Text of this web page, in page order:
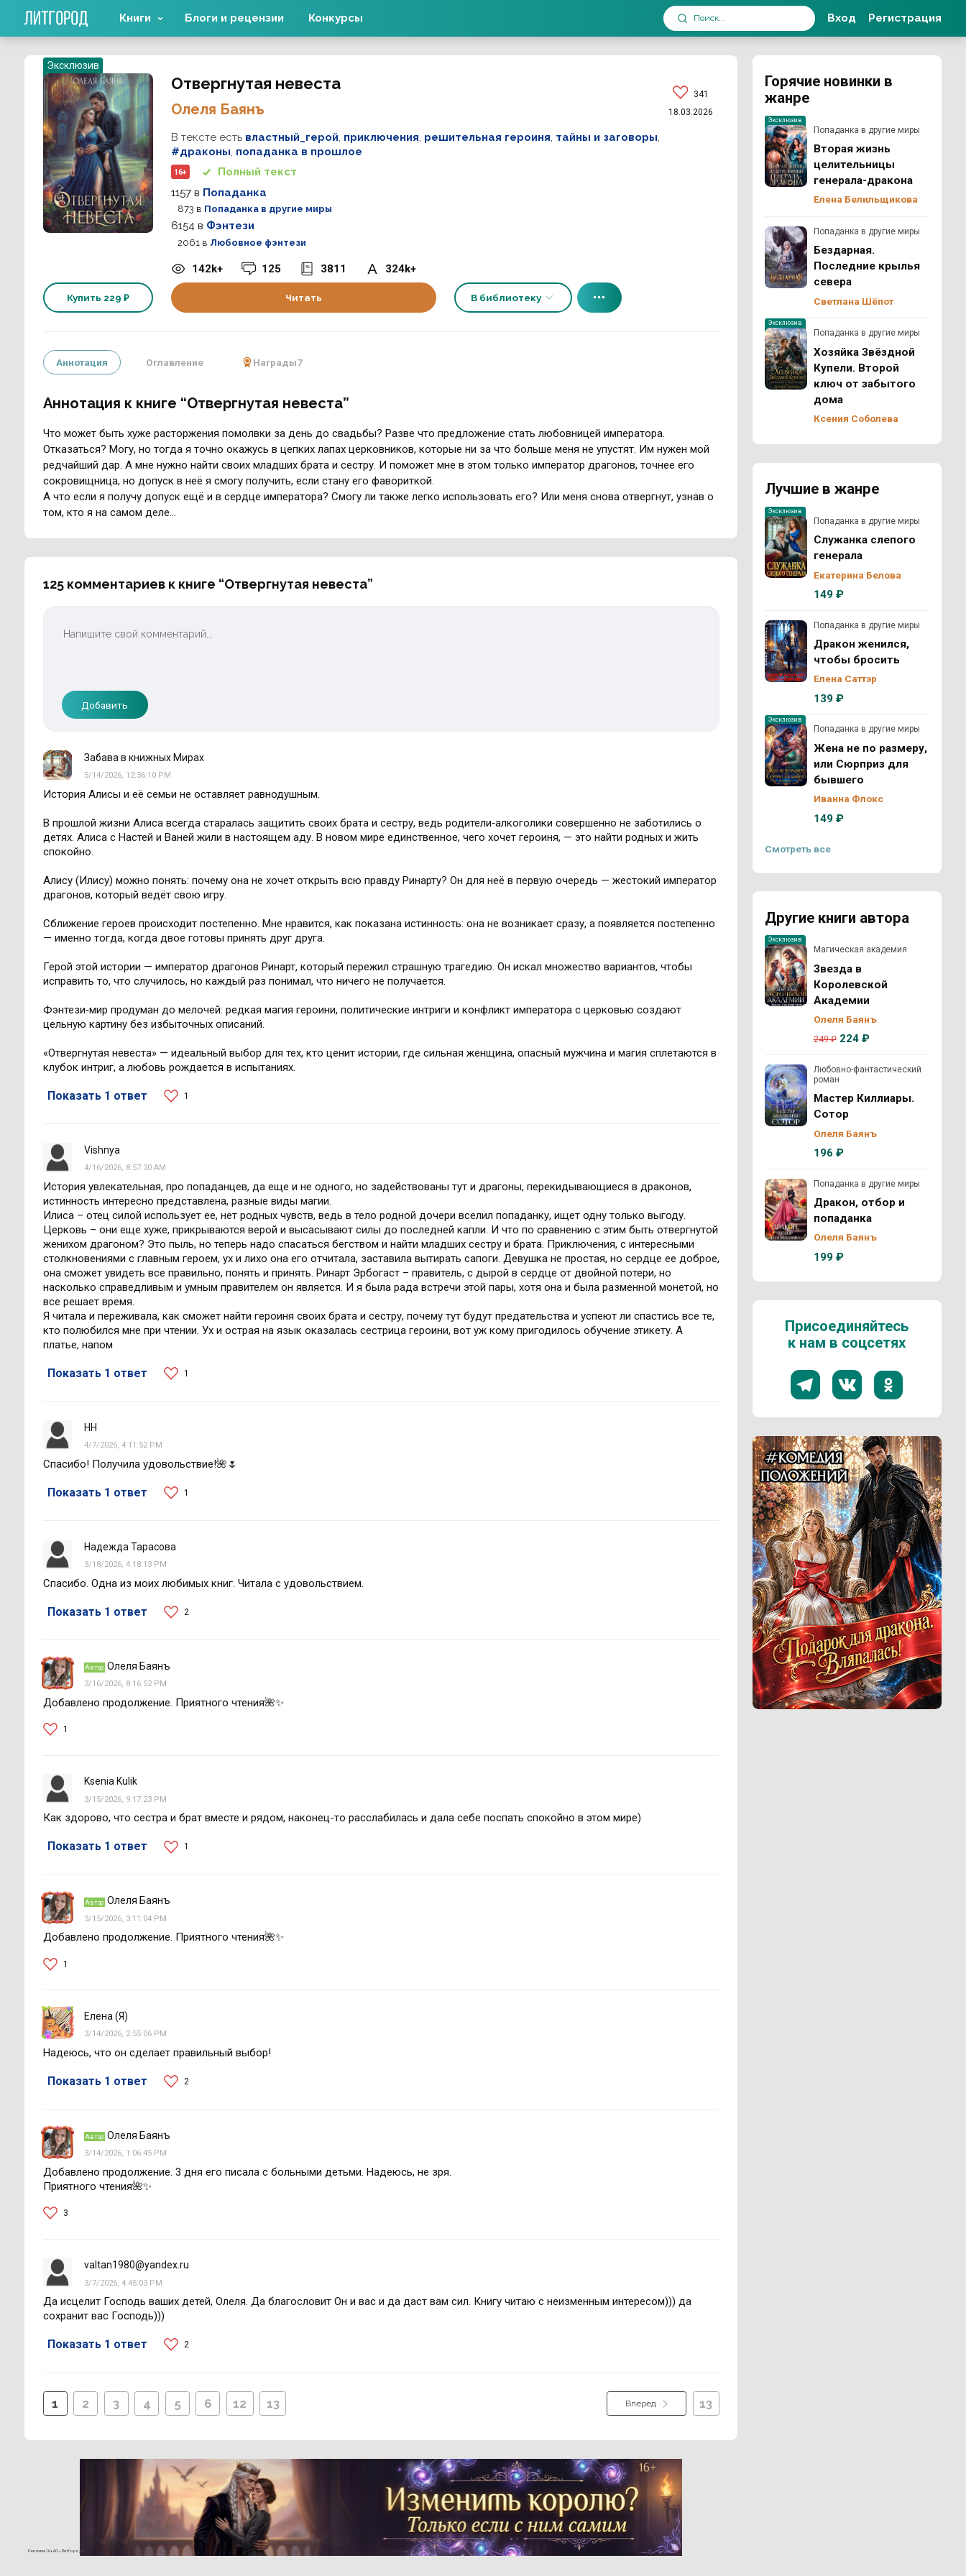
Эксклюзив
Купить 229 ₽
Отвергнутая невеста
Олеля Баянъ
341
18.03.2026
В тексте есть властный_герой приключения решительная героиня тайны и заговоры
#драконы попаданка в прошлое
16+
Полный текст
1157 в Попаданка
873 в Попаданка в другие миры
6154 в Фэнтези
2061 в Любовное фэнтези
142k+ 125 3811 324k+
Читать В библиотеку
Аннотация Оглавление Награды7
Аннотация к книге “Отвергнутая невеста”
Что может быть хуже расторжения помолвки за день до свадьбы? Разве что предложение стать любовницей императора.
Отказаться? Могу, но тогда я точно окажусь в цепких лапах церковников, которые ни за что больше меня не упустят. Им нужен мой
редчайший дар. А мне нужно найти своих младших брата и сестру. И поможет мне в этом только император драгонов, точнее его
сокровищница, но допуск в неё я смогу получить, если стану его фавориткой.
А что если я получу допуск ещё и в сердце императора? Смогу ли также легко использовать его? Или меня снова отвергнут, узнав о
том, кто я на самом деле…
125 комментариев к книге “Отвергнутая невеста”
Добавить
Забава в книжных Мирах
5/14/2026, 12:36:10 PM
История Алисы и её семьи не оставляет равнодушным.
В прошлой жизни Алиса всегда старалась защитить своих брата и сестру, ведь родители‑алкоголики совершенно не заботились о
детях. Алиса с Настей и Ваней жили в настоящем аду. В новом мире единственное, чего хочет героиня, — это найти родных и жить
спокойно.
Алису (Илису) можно понять: почему она не хочет открыть всю правду Ринарту? Он для неё в первую очередь — жестокий император
драгонов, который ведёт свою игру.
Сближение героев происходит постепенно. Мне нравится, как показана истинность: она не возникает сразу, а появляется постепенно
— именно тогда, когда двое готовы принять друг друга.
Герой этой истории — император драгонов Ринарт, который пережил страшную трагедию. Он искал множество вариантов, чтобы
исправить то, что случилось, но каждый раз понимал, что ничего не получается.
Фэнтези‑мир продуман до мелочей: редкая магия героини, политические интриги и конфликт императора с церковью создают
цельную картину без избыточных описаний.
«Отвергнутая невеста» — идеальный выбор для тех, кто ценит истории, где сильная женщина, опасный мужчина и магия сплетаются в
клубок интриг, а любовь рождается в испытаниях.
Показать 1 ответ 1
Vishnya
4/16/2026, 8:57:30 AM
История увлекательная, про попаданцев, да еще и не одного, но задействованы тут и драгоны, перекидывающиеся в драконов,
истинность интересно представлена, разные виды магии.
Илиса – отец силой использует ее, нет родных чувств, ведь в тело родной дочери вселил попаданку, ищет одну только выгоду.
Церковь – они еще хуже, прикрываются верой и высасывают силы до последней капли. И что по сравнению с этим быть отвергнутой
женихом драгоном? Это пыль, но теперь надо спасаться бегством и найти младших сестру и брата. Приключения, с интересными
столкновениями с главным героем, ух и лихо она его отчитала, заставила вытирать сапоги. Девушка не простая, но сердце ее доброе,
она сможет увидеть все правильно, понять и принять. Ринарт Эрбогаст – правитель, с дырой в сердце от двойной потери, но
насколько справедливым и умным правителем он является. И я была рада встречи этой пары, хотя она и была разменной монетой, но
все решает время.
Я читала и переживала, как сможет найти героиня своих брата и сестру, почему тут будут предательства и успеют ли спастись все те,
кто полюбился мне при чтении. Ух и острая на язык оказалась сестрица героини, вот уж кому пригодилось обучение этикету. А
платье, напом
Показать 1 ответ 1
НН
4/7/2026, 4:11:52 PM
Спасибо! Получила удовольствие!🌺🌷
Показать 1 ответ 1
Надежда Тарасова
3/18/2026, 4:18:13 PM
Спасибо. Одна из моих любимых книг. Читала с удовольствием.
Показать 1 ответ 2
АвторОлеля Баянъ
3/16/2026, 8:16:52 PM
Добавлено продолжение. Приятного чтения🌺✨
1
Ksenia Kulik
3/15/2026, 9:17:23 PM
Как здорово, что сестра и брат вместе и рядом, наконец-то расслабилась и дала себе поспать спокойно в этом мире)
Показать 1 ответ 1
АвторОлеля Баянъ
3/15/2026, 3:11:04 PM
Добавлено продолжение. Приятного чтения🌺✨
1
Елена (Я)
3/14/2026, 2:55:06 PM
Надеюсь, что он сделает правильный выбор!
Показать 1 ответ 2
АвторОлеля Баянъ
3/14/2026, 1:06:45 PM
Добавлено продолжение. 3 дня его писала с больными детьми. Надеюсь, не зря.
Приятного чтения🌺✨
3
valtan1980@yandex.ru
3/7/2026, 4:45:03 PM
Да исцелит Господь ваших детей, Олеля. Да благословит Он и вас и да даст вам сил. Книгу читаю с неизменным интересом))) да
сохранит вас Господь)))
Показать 1 ответ 2
1 2 3 4 5 6 12 13 Вперед 13
Реклама 16+ АО «ЛитГород»
Горячие новинки в
жанре
Эксклюзив
Попаданка в другие миры
Вторая жизнь
целительницы
генерала-дракона
Елена Белильщикова
Попаданка в другие миры
Бездарная.
Последние крылья
севера
Светлана Шёпот
Эксклюзив
Попаданка в другие миры
Хозяйка Звёздной
Купели. Второй
ключ от забытого
дома
Ксения Соболева
Лучшие в жанре
Эксклюзив
Попаданка в другие миры
Служанка слепого
генерала
Екатерина Белова
149 ₽
Попаданка в другие миры
Дракон женился,
чтобы бросить
Елена Саттэр
139 ₽
Эксклюзив
Попаданка в другие миры
Жена не по размеру,
или Сюрприз для
бывшего
Иванна Флокс
149 ₽
Смотреть все
Другие книги автора
Эксклюзив
Магическая академия
Звезда в
Королевской
Академии
Олеля Баянъ
249 ₽224 ₽
Любовно-фантастический
роман
Мастер Киллиары.
Сотор
Олеля Баянъ
196 ₽
Попаданка в другие миры
Дракон, отбор и
попаданка
Олеля Баянъ
199 ₽
Присоединяйтесь
к нам в соцсетях
Реклама 16+ АО «ЛитГород»
Книги Блоги и рецензии Конкурсы Вход Регистрация